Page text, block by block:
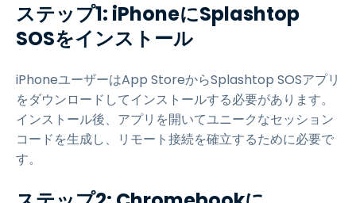
ステップ1: iPhoneにSplashtop
SOSをインストール
iPhoneユーザーはApp StoreからSplashtop SOSアプリ
をダウンロードしてインストールする必要があります。
インストール後、アプリを開いてユニークなセッション
コードを生成し、リモート接続を確立するために必要で
す。